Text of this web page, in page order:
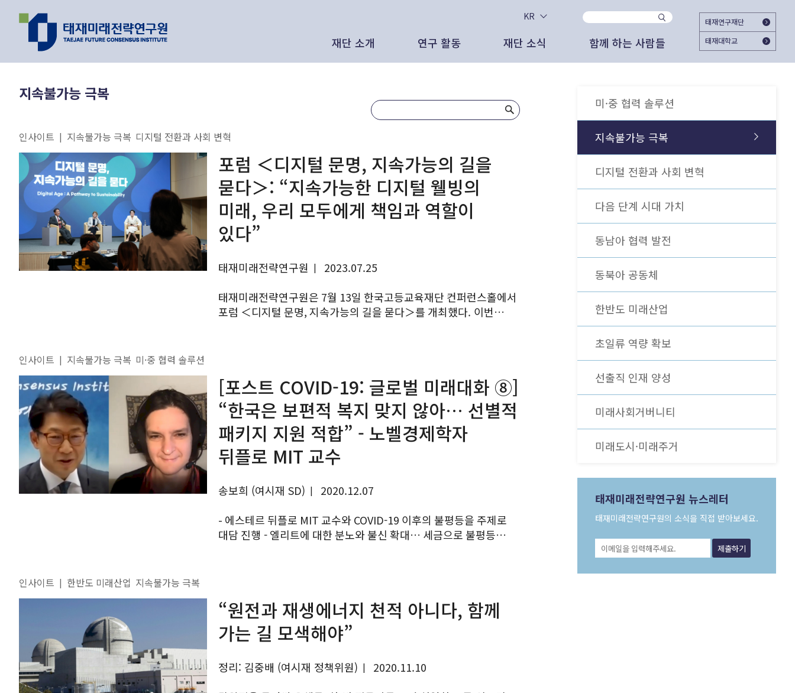
KR
재단 소개 연구 활동 재단 소식 함께 하는 사람들
태재연구재단
태재대학교
보고서
최신 리포트
연구 주제와 과제
이제는 피지컬 AI 시대, 새로운 노동과 새로운 분배의
원리를 찾을 수 있을 것인가 - CES 2026, 피지컬
AI가 바꿔가는 노동과 삶
2026.01.26
2025 태재미래교육포럼 ＜Agentic AI가
2025.06.18 관리자
문명전환과 대학교육 - 태재의 길
젊은이를 위한 미래 엿보기
[북리뷰 / 미션 이코노미] 절망의 시대,
새로운 미래로 이끌어줄 ‘문샷’이 필요하다
더보기
인사말
리더십
조직 현황
인사이트
대외 활동
영상 자료
보도자료 외부 협업 활동
대한민국의 미래를 준비하는 여시재와 함께
가입하기
이미 가입하셨다면 로그인 해주세요
지속불가능 극복
인사이트 | 지속불가능 극복 디지털 전환과 사회 변혁
포럼 ＜디지털 문명, 지속가능의 길을
묻다＞: “지속가능한 디지털 웰빙의
미래, 우리 모두에게 책임과 역할이
있다”
태재미래전략연구원 |
2023.07.25
태재미래전략연구원은 7월 13일 한국고등교육재단 컨퍼런스홀에서
포럼 ＜디지털 문명, 지속가능의 길을 묻다＞를 개최했다. 이번
인사이트 | 지속불가능 극복 미·중 협력 솔루션
[포스트 COVID-19: 글로벌 미래대화 ⑧]
“한국은 보편적 복지 맞지 않아… 선별적
패키지 지원 적합” - 노벨경제학자
뒤플로 MIT 교수
송보희 (여시재 SD) |
2020.12.07
- 에스테르 뒤플로 MIT 교수와 COVID-19 이후의 불평등을 주제로
대담 진행 - 엘리트에 대한 분노와 불신 확대… 세금으로 불평등
인사이트 | 한반도 미래산업 지속불가능 극복
“원전과 재생에너지 천적 아니다, 함께
가는 길 모색해야”
정리: 김중배 (여시재 정책위원) |
2020.11.10
미·중 협력 솔루션
지속불가능 극복
디지털 전환과 사회 변혁
다음 단계 시대 가치
동남아 협력 발전
동북아 공동체
한반도 미래산업
초일류 역량 확보
선출직 인재 양성
미래사회거버니티
미래도시·미래주거
태재미래전략연구원 뉴스레터
태재미래전략연구원의 소식을 직접 받아보세요.